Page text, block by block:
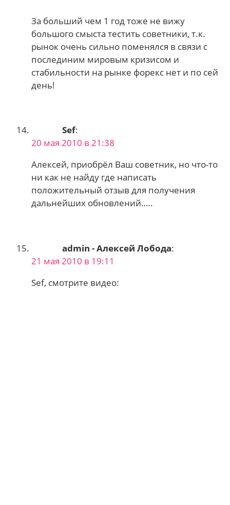
За больший чем 1 год тоже не вижу
большого смыста тестить советники, т.к.
рынок очень сильно поменялся в связи с
послединим мировым кризисом и
стабильности на рынке форекс нет и по сей
день!
Sef:
20 мая 2010 в 21:38
Алексей, приобрёл Ваш советник, но что-то
ни как не найду где написать
положительный отзыв для получения
дальнейших обновлений…..
admin - Алексей Лобода:
21 мая 2010 в 19:11
Sef, смотрите видео: